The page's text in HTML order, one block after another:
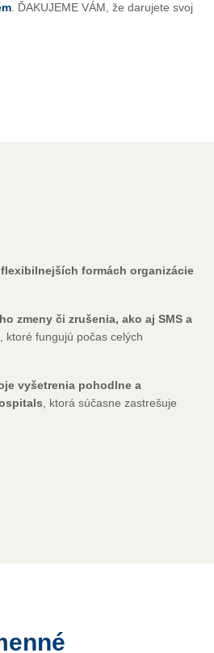
. ĎAKUJEME VÁM, že darujete svoj
formách organizácie
zmeny či zrušenia, ako aj SMS a
, ktoré fungujú počas celých
vyšetrenia pohodlne a
, ktorá súčasne zastrešuje